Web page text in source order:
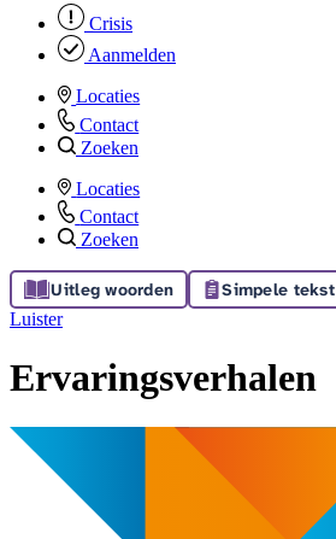
Crisis
Aanmelden
Locaties
Contact
Zoeken
Locaties
Contact
Zoeken
Uitleg woorden Simpele tekst
Luister
Ervaringsverhalen